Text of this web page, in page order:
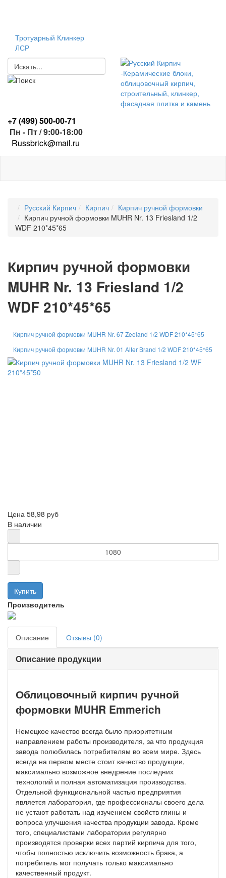
Тротуарный Клинкер
ЛСР
+7 (499)500-00-71
Пн - Пт / 9:00-18:00
Russbrick@mail.ru
Русский Кирпич Кирпич
Кирпич ручной формовки
Кирпич ручной формовки MUHR Nr. 13 Friesland 1/2
WDF 210*45*65
Кирпич ручной формовки
MUHR Nr. 13 Friesland 1/2
WDF 210*45*65
Кирпич ручной формовки MUHR Nr. 67 Zeeland 1/2 WDF 210*45*65
Кирпич ручной формовки MUHR Nr. 01 Alter Brand 1/2 WDF 210*45*65
Цена 58,98 руб
В наличии
Производитель
Описание Отзывы (0)
Описание продукции
Облицовочный кирпич ручной
формовки MUHR Emmerich
Немецкое качество всегда было приоритетным
направлением работы производителя, за что продукция
завода полюбилась потребителям во всем мире. Здесь
всегда на первом месте стоит качество продукции,
максимально возможное внедрение последних
технологий и полная автоматизация производства.
Отдельной функциональной частью предприятия
является лаборатория, где профессионалы своего дела
не устают работать над изучением свойств глины и
вопроса улучшения качества продукции завода. Кроме
того, специалистами лаборатории регулярно
производятся проверки всех партий кирпича для того,
чтобы полностью исключить возможность брака, а
потребитель мог получать только максимально
качественный продукт.